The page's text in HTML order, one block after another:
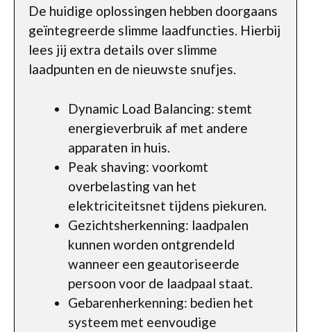
De huidige oplossingen hebben doorgaans
geïntegreerde slimme laadfuncties. Hierbij
lees jij extra details over slimme
laadpunten en de nieuwste snufjes.
Dynamic Load Balancing: stemt
energieverbruik af met andere
apparaten in huis.
Peak shaving: voorkomt
overbelasting van het
elektriciteitsnet tijdens piekuren.
Gezichtsherkenning: laadpalen
kunnen worden ontgrendeld
wanneer een geautoriseerde
persoon voor de laadpaal staat.
Gebarenherkenning: bedien het
systeem met eenvoudige